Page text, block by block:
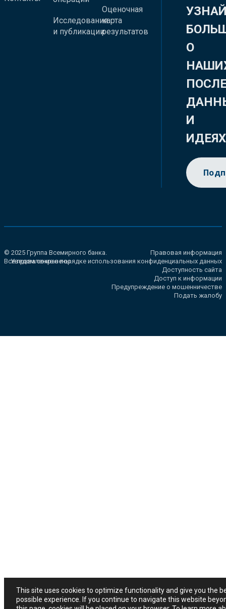
Исследования
и публикации
Оценочная
карта
результатов
О
И
ИДЕЯХ
© 2025 Группа Всемирного банка.
Все права сохранены.
Правовая информация
Уведомление о порядке использования конфиденциальных данных
Доступность сайта
Доступ к информации
Предупреждение о мошенничестве
Подать жалобу
This site uses cookies to optimize functionality and give you the
possible experience. If you continue to navigate this website